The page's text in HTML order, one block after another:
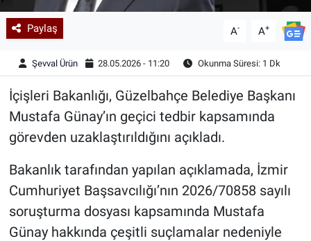
Paylaş A- A+
Şevval Ürün 28.05.2026 - 11:20 Okunma Süresi: 1 Dk
İçişleri Bakanlığı, Güzelbahçe Belediye Başkanı
Mustafa Günay’ın geçici tedbir kapsamında
görevden uzaklaştırıldığını açıkladı.
Bakanlık tarafından yapılan açıklamada, İzmir
Cumhuriyet Başsavcılığı’nın 2026/70858 sayılı
soruşturma dosyası kapsamında Mustafa
Günay hakkında çeşitli suçlamalar nedeniyle
Yazarlar
Astroloji-Rüya